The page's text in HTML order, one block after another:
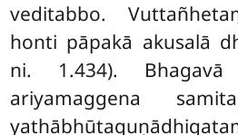
veditabbo.
honti pāpakā akusalā
ni. 1.434).
ariyamaggena